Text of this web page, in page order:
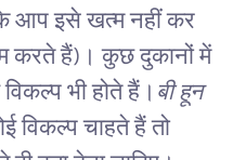
आप इसे खत्म नहीं कर
करते हैं)। कुछ दुकानों में
भी होते हैं। बी हून
चाहते हैं तो